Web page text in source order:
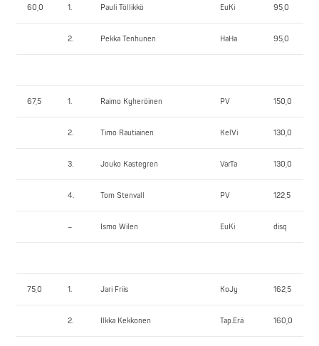
60,0 1. Pauli Töllikkö EuKi 95,0
2. Pekka Tenhunen HaHa 95,0
67,5 1. Raimo Kyheröinen PV 150,0
2. Timo Rautiainen KelVi 130,0
3. Jouko Kastegren VarTa 130,0
4. Tom Stenvall PV 122,5
– Ismo Wilen EuKi disq
75,0 1. Jari Friis KoJy 162,5
2. Ilkka Kekkonen Tap.Erä 160,0